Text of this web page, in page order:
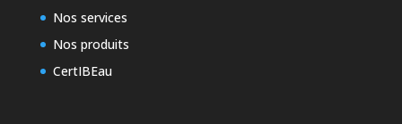
Nos services
Nos produits
CertIBEau